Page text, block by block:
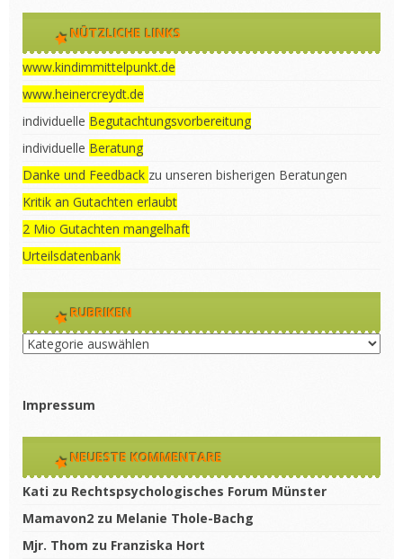
NÜTZLICHE LINKS
www.kindimmittelpunkt.de
www.heinercreydt.de
individuelle Begutachtungsvorbereitung
individuelle Beratung
Danke und Feedback zu unseren bisherigen Beratungen
Kritik an Gutachten erlaubt
2 Mio Gutachten mangelhaft
Urteilsdatenbank
RUBRIKEN
Rubriken
Impressum
NEUESTE KOMMENTARE
Kati zu Rechtspsychologisches Forum Münster
Mamavon2 zu Melanie Thole-Bachg
Mjr. Thom zu Franziska Hort